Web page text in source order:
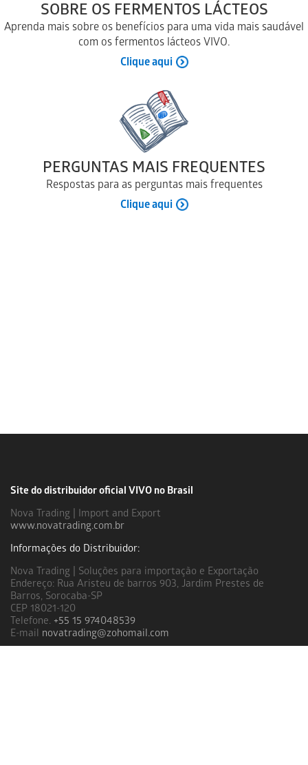
SOBRE OS FERMENTOS LÁCTEOS
Aprenda mais sobre os benefícios para uma vida mais saudável
com os fermentos lácteos VIVO.
Clique aqui
PERGUNTAS MAIS FREQUENTES
Respostas para as perguntas mais frequentes
Clique aqui
Site do distribuidor oficial VIVO no Brasil
Nova Trading | Import and Export
www.novatrading.com.br
Informações do Distribuidor:
Nova Trading | Soluções para importação e Exportação
Endereço: Rua Aristeu de barros 903, Jardim Prestes de
Barros, Sorocaba-SP
CEP 18021-120
Telefone. +55 15 974048539
E-mail novatrading@zohomail.com